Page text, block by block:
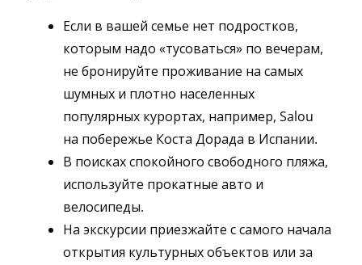
Если в вашей семье нет подростков,
которым надо «тусоваться» по вечерам,
не бронируйте проживание на самых
шумных и плотно населенных
популярных курортах, например, Salou
на побережье Коста Дорада в Испании.
В поисках спокойного свободного пляжа,
используйте прокатные авто и
велосипеды.
На экскурсии приезжайте с самого начала
открытия культурных объектов или за